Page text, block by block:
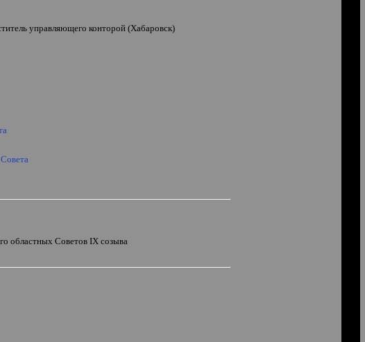
управляющего конторой (Хабаровск)
областных СоветовIX созыва